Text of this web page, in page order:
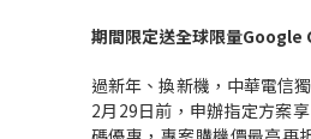
期間限定送全球限量Google
過新年、換新機，中華電信
2月29日前，申辦指定方案